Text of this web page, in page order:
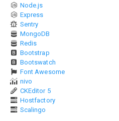
Node.js
Express
Sentry
MongoDB
Redis
Bootstrap
Bootswatch
Font Awesome
nivo
CKEditor 5
Hostfactory
Scalingo